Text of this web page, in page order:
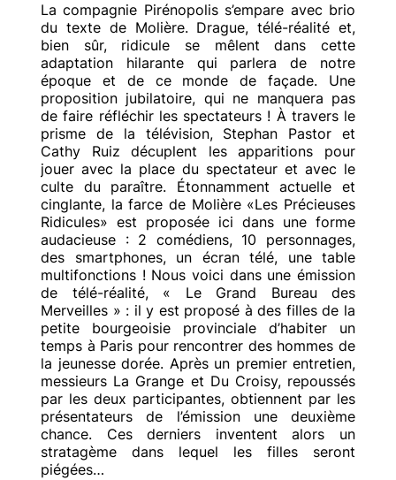
La compagnie Pirénopolis s’empare avec brio
du texte de Molière. Drague, télé-réalité et,
bien sûr, ridicule se mêlent dans cette
adaptation hilarante qui parlera de notre
époque et de ce monde de façade. Une
proposition jubilatoire, qui ne manquera pas
de faire réfléchir les spectateurs ! À travers le
prisme de la télévision, Stephan Pastor et
Cathy Ruiz décuplent les apparitions pour
jouer avec la place du spectateur et avec le
culte du paraître. Étonnamment actuelle et
cinglante, la farce de Molière «Les Précieuses
Ridicules» est proposée ici dans une forme
audacieuse : 2 comédiens, 10 personnages,
des smartphones, un écran télé, une table
multifonctions ! Nous voici dans une émission
de télé-réalité, « Le Grand Bureau des
Merveilles » : il y est proposé à des filles de la
petite bourgeoisie provinciale d’habiter un
temps à Paris pour rencontrer des hommes de
la jeunesse dorée. Après un premier entretien,
messieurs La Grange et Du Croisy, repoussés
par les deux participantes, obtiennent par les
présentateurs de l’émission une deuxième
chance. Ces derniers inventent alors un
stratagème dans lequel les filles seront
piégées…